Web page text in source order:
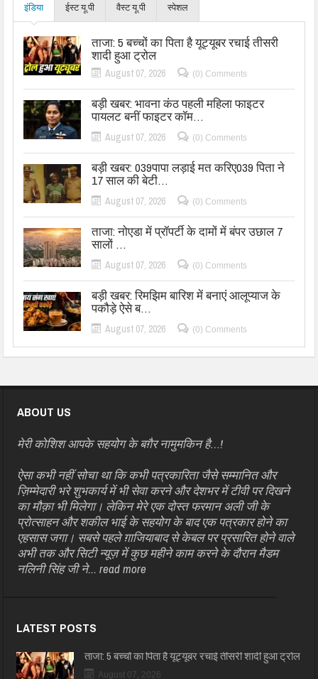
इंडिया ईस्ट यू.पी वैस्ट यू.पी स्पेशल
ताजा: 5 बच्चों का पिता है यूट्यूबर रचाई तीसरी
शादी हुआ ट्रोल
August 07, 2026 (0) Comments
बड़ी खबर: भावना कंठ पहली महिला फाइटर
पायलट बनीं फाइटर कॉम…
August 07, 2026 (0) Comments
बड़ी खबर: 039पापा लड़ाई मत करिए039 पिता ने
17 साल की बेटी…
August 07, 2026 (0) Comments
ताजा: नोएडा में प्रॉपर्टी के दामों में बंपर उछाल 7
सालों …
August 07, 2026 (0) Comments
बड़ी खबर: रिमझिम बारिश में बनाएं आलूप्याज के
पकौड़े ऐसे ब…
August 07, 2026 (0) Comments
ABOUT US
मेरी कोशिश आपके सहयोग के बग़ैर नामुमकिन है…!
ऐसा कभी नहीं सोचा था कि कभी पत्रकारिता जैसे सम्मानित और
ज़िम्मेदारी भरे शुभकार्य में भी सेवा करने और देशभर में टीवी पर दिखने
का मौक़ा भी मिलेगा। लेकिन मेरे एक दोस्त फरमान अली जी के
प्रोत्साहन और शकील भाई के सहयोग के बाद एक पत्रकार होने का
एहसास जगा। सबसे पहले ग़ाजियाबाद से केबल पर प्रसारित होने वाले
अभी तक और सिटी न्यूज़ में कुछ महीने काम करने के दौरान मैडम
नलिनी सिंह जी ने...read more
LATEST POSTS
ताजा: 5 बच्चों का पिता है यूट्यूबर रचाई तीसरी शादी हुआ ट्रोल
August 07, 2026